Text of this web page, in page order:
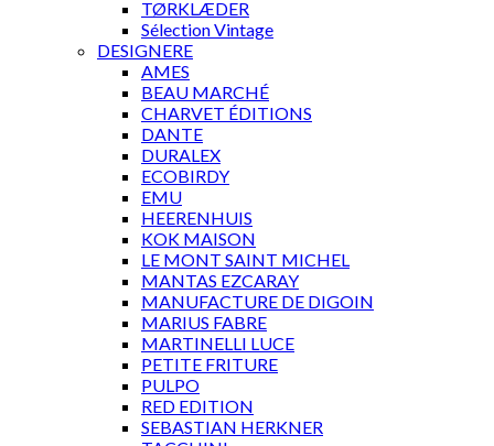
TØRKLÆDER
Sélection Vintage
DESIGNERE
AMES
BEAU MARCHÉ
CHARVET ÉDITIONS
DANTE
DURALEX
ECOBIRDY
EMU
HEERENHUIS
KOK MAISON
LE MONT SAINT MICHEL
MANTAS EZCARAY
MANUFACTURE DE DIGOIN
MARIUS FABRE
MARTINELLI LUCE
PETITE FRITURE
PULPO
RED EDITION
SEBASTIAN HERKNER